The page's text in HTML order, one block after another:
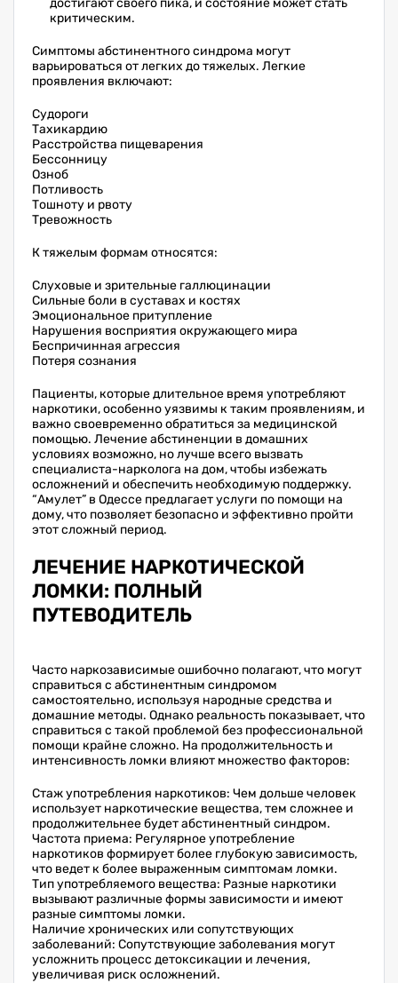
достигают своего пика, и состояние может стать
критическим.
Симптомы абстинентного синдрома могут
варьироваться от легких до тяжелых. Легкие
проявления включают:
Судороги
Тахикардию
Расстройства пищеварения
Бессонницу
Озноб
Потливость
Тошноту и рвоту
Тревожность
К тяжелым формам относятся:
Слуховые и зрительные галлюцинации
Сильные боли в суставах и костях
Эмоциональное притупление
Нарушения восприятия окружающего мира
Беспричинная агрессия
Потеря сознания
Пациенты, которые длительное время употребляют
наркотики, особенно уязвимы к таким проявлениям, и
важно своевременно обратиться за медицинской
помощью. Лечение абстиненции в домашних
условиях возможно, но лучше всего вызвать
специалиста-нарколога на дом, чтобы избежать
осложнений и обеспечить необходимую поддержку.
“Амулет” в Одессе предлагает услуги по помощи на
дому, что позволяет безопасно и эффективно пройти
этот сложный период.
ЛЕЧЕНИЕ НАРКОТИЧЕСКОЙ
ЛОМКИ: ПОЛНЫЙ
ПУТЕВОДИТЕЛЬ
Часто наркозависимые ошибочно полагают, что могут
справиться с абстинентным синдромом
самостоятельно, используя народные средства и
домашние методы. Однако реальность показывает, что
справиться с такой проблемой без профессиональной
помощи крайне сложно. На продолжительность и
интенсивность ломки влияют множество факторов:
Стаж употребления наркотиков: Чем дольше человек
использует наркотические вещества, тем сложнее и
продолжительнее будет абстинентный синдром.
Частота приема: Регулярное употребление
наркотиков формирует более глубокую зависимость,
что ведет к более выраженным симптомам ломки.
Тип употребляемого вещества: Разные наркотики
вызывают различные формы зависимости и имеют
разные симптомы ломки.
Наличие хронических или сопутствующих
заболеваний: Сопутствующие заболевания могут
усложнить процесс детоксикации и лечения,
увеличивая риск осложнений.